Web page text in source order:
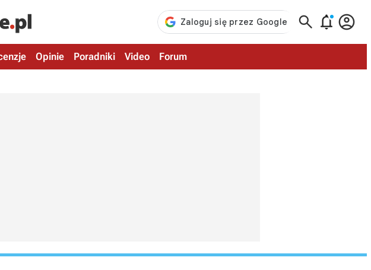
  
Opinie Poradniki Video Forum